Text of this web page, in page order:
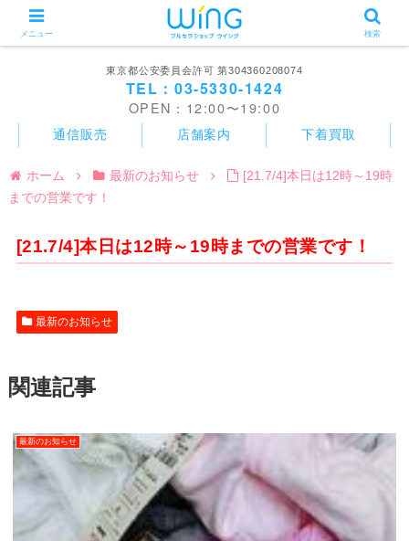
東京都公安委員会許可 第304360208074
TEL：03-5330-1424
OPEN：12:00〜19:00
通信販売 店舗案内 下着買取
ホーム 最新のお知らせ
[21.7/4]本日は12時～19時
までの営業です！
[21.7/4]本日は12時～19時までの営業です！
最新のお知らせ
関連記事
最新のお知らせ
メニュー 検索